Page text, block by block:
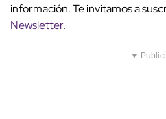
información. Te invitamos a
Newsletter.
▼